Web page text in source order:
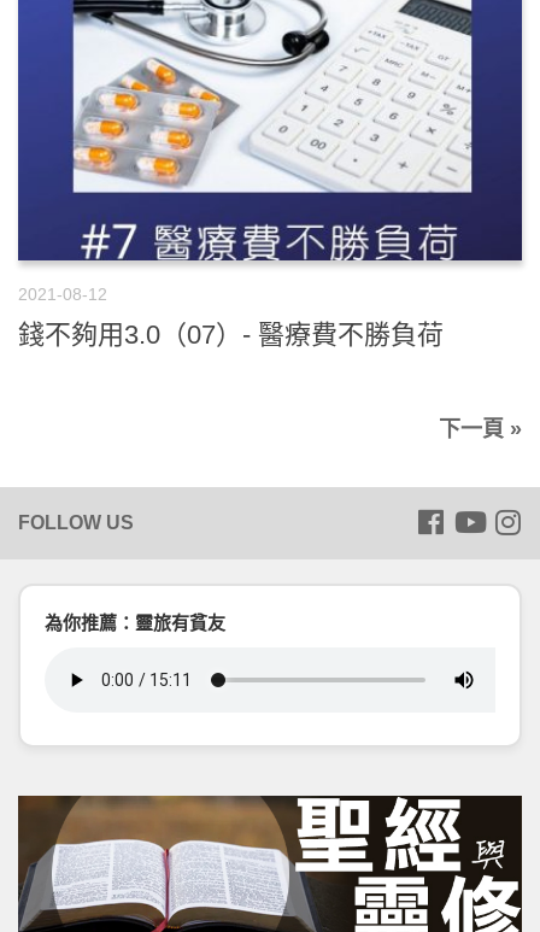
2021-08-12
錢不夠用3.0（07）- 醫療費不勝負荷
下一頁 »
為你推薦：靈旅有貧友